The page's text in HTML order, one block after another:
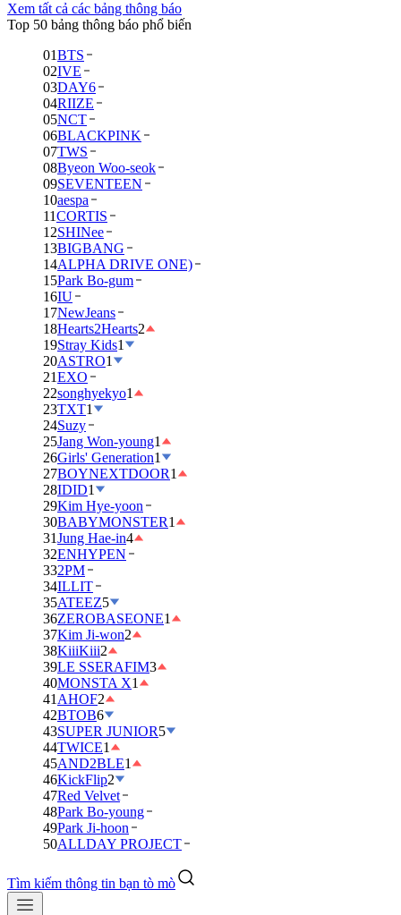
Xem tất cả các bảng thông báo
Top 50 bảng thông báo phổ biến
01BTS
02IVE
03DAY6
04RIIZE
05NCT
06BLACKPINK
07TWS
08Byeon Woo-seok
09SEVENTEEN
10aespa
11CORTIS
12SHINee
13BIGBANG
14ALPHA DRIVE ONE)
15Park Bo-gum
16IU
17NewJeans
18Hearts2Hearts2
19Stray Kids1
20ASTRO1
21EXO
22songhyekyo1
23TXT1
24Suzy
25Jang Won-young1
26Girls' Generation1
27BOYNEXTDOOR1
28IDID1
29Kim Hye-yoon
30BABYMONSTER1
31Jung Hae-in4
32ENHYPEN
332PM
34ILLIT
35ATEEZ5
36ZEROBASEONE1
37Kim Ji-won2
38KiiiKiii2
39LE SSERAFIM3
40MONSTA X1
41 AHOF2
42BTOB6
43SUPER JUNIOR5
44TWICE1
45AND2BLE1
46KickFlip2
47Red Velvet
48Park Bo-young
49Park Ji-hoon
50ALLDAY PROJECT
Tìm kiếm thông tin bạn tò mò